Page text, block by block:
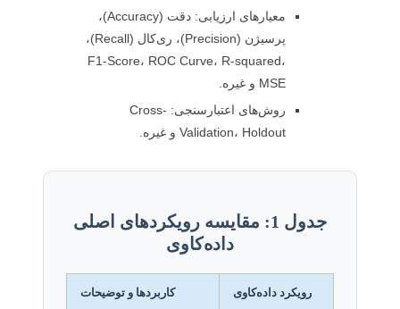
معیارهای ارزیابی: دقت (Accuracy)،
پرسیژن (Precision)، ری‌کال (Recall)،
F1-Score، ROC Curve، R-squared،
روش‌های اعتبارسنجی: Cross-
Validation، Holdout و غیره.
جدول 1: مقایسه رویکردهای اصلی
داده‌کاوی
رویکرد داده‌کاوی کاربردها و توضیحات